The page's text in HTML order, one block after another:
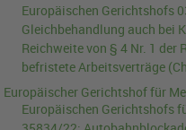
Europäischen Gerichtshofs
Gleichbehandlung auch bei
Reichweite von § 4 Nr. 1 der
befristete Arbeitsverträge
Europäischer Gerichtshof für
Europäischen Gerichtshofs